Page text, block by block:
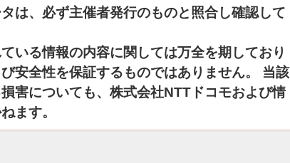
は、必ず主催者発行のものと照合し確認して
いる情報の内容に関しては万全を期しており
安全性を保証するものではありません。 当該
害についても、株式会社NTTドコモおよび情
ます。